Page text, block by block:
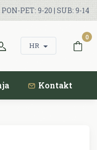
PON-PET: 9-20 | SUB: 9-14
HR
0
Kontakt